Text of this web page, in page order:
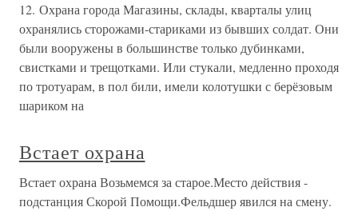
12. Охрана города Магазины, склады, кварталы улиц
охранялись сторожами-стариками из бывших солдат. Они
были вооружены в большинстве только дубинками,
свистками и трещотками. Или стукали, медленно проходя
по тротуарам, в пол били, имели колотушки с берёзовым
шариком на
Встает охрана
Встает охрана Возьмемся за старое.Место действия -
подстанция Скорой Помощи.Фельдшер явился на смену.